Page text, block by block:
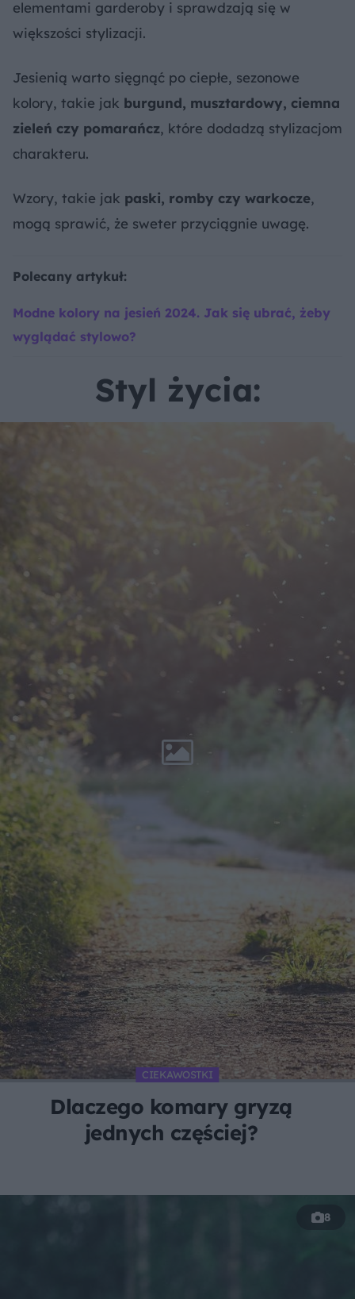
elementami garderoby i sprawdzają się w
większości stylizacji.
Jesienią warto sięgnąć po ciepłe, sezonowe
kolory, takie jak burgund, musztardowy, ciemna
zieleń czy pomarańcz, które dodadzą stylizacjom
charakteru.
Wzory, takie jak paski, romby czy warkocze,
mogą sprawić, że sweter przyciągnie uwagę.
Polecany artykuł:
Modne kolory na jesień 2024. Jak się ubrać, żeby
wyglądać stylowo?
Styl życia:
CIEKAWOSTKI
Dlaczego komary gryzą
jednych częściej?
8